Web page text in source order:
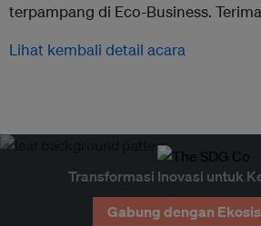
terpampang di Eco-Business.
Lihat kembali detail acara
Transformasi Inovasi untuk
Gabung dengan